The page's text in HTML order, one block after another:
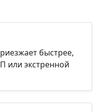
быстрее,
или экстренной